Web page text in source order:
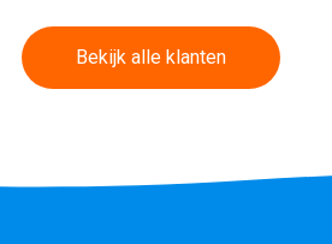
Bekijk alle klanten